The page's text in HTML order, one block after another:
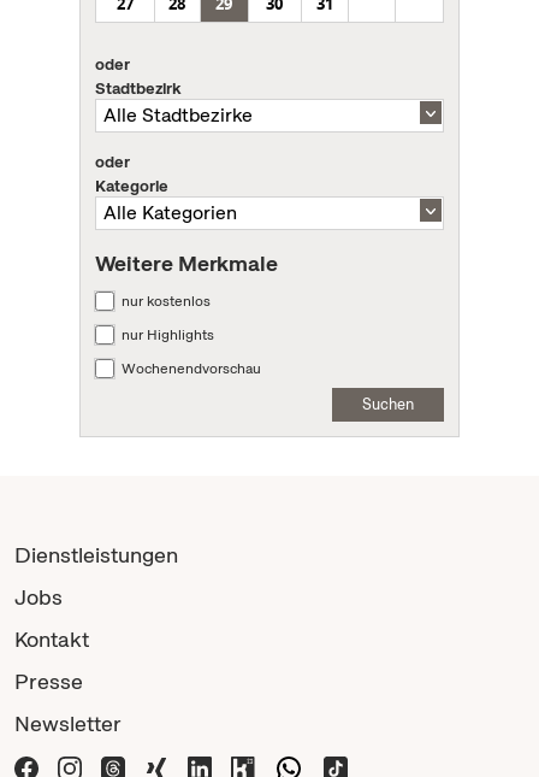
oder
Stadtbezirk
oder
Kategorie
Weitere Merkmale
nur kostenlos
nur Highlights
Wochenendvorschau
Suchen
Dienstleistungen
Jobs
Kontakt
Presse
Newsletter